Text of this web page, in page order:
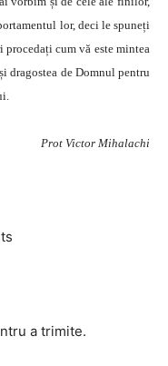
lor, deci le spuneți
cum vă este mintea
dragostea de Domnul pentru
Prot Victor Mihalachi
a trimite.